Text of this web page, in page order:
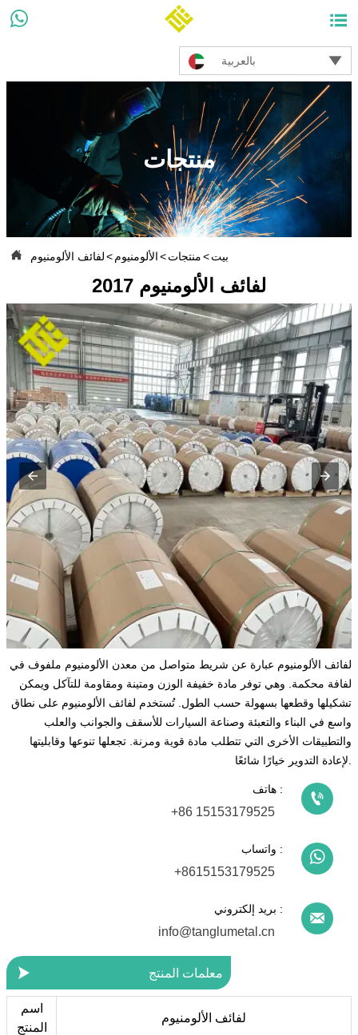
 
بالعربية 
منتجات
 بيت>منتجات>الألومنيوم>لفائف الألومنيوم
لفائف الألومنيوم 2017
لفائف الألومنيوم عبارة عن شريط متواصل من معدن الألومنيوم ملفوف في
لفافة محكمة. وهي توفر مادة خفيفة الوزن ومتينة ومقاومة للتآكل ويمكن
تشكيلها وقطعها بسهولة حسب الطول. تُستخدم لفائف الألومنيوم على نطاق
واسع في البناء والتعبئة وصناعة السيارات للأسقف والجوانب والعلب
والتطبيقات الأخرى التي تتطلب مادة قوية ومرنة. تجعلها تنوعها وقابليتها
هاتف :
+86 15153179525

واتساب :
+8615153179525

بريد إلكتروني :
info@tanglumetal.cn

 معلمات المنتج
اسم
المنتج
لفائف الألومنيوم